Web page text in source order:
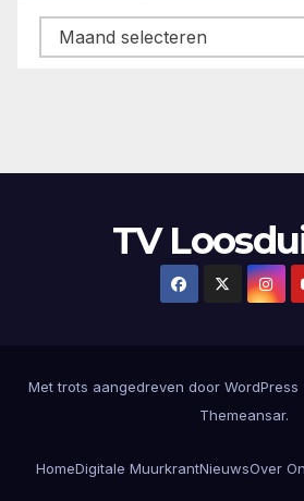
Archieven
TV
Met trots aangedreven door WordPress
Themeansar.
HomeDigitale MuurkrantNieuwsOver